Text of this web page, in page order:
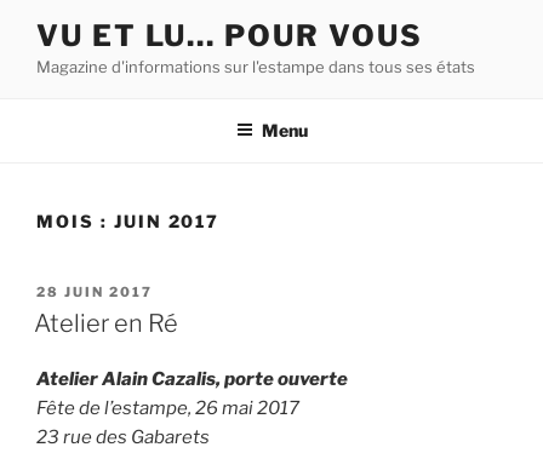
contenu
VU ET LU… POUR VOUS
Magazine d'informations sur l'estampe dans tous ses états
Menu
MOIS : JUIN 2017
PUBLIÉ
LE
28 JUIN 2017
Atelier en Ré
Atelier Alain Cazalis, porte ouverte
Fête de l’estampe, 26 mai 2017
23 rue des Gabarets